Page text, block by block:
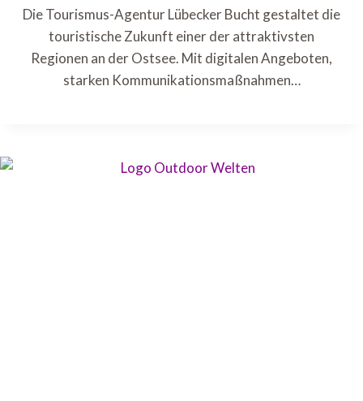
Die Tourismus-Agentur Lübecker Bucht gestaltet die
touristische Zukunft einer der attraktivsten
Regionen an der Ostsee. Mit digitalen Angeboten,
starken Kommunikationsmaßnahmen…